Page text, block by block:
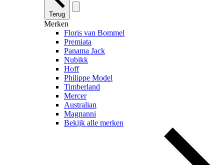
Terug
Merken
Floris van Bommel
Premiata
Panama Jack
Nubikk
Hoff
Philippe Model
Timberland
Mercer
Australian
Magnanni
Bekijk alle merken